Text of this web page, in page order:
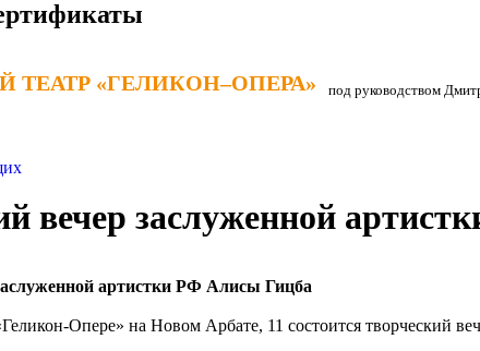
«ГЕЛИКОН–ОПЕРА»
«ГЕЛИКОН–ОПЕРА» под руководством
вечер заслуженной
артистки РФ Алисы Гицба
Опере» на Новом Арбате, 11 состоится творческий